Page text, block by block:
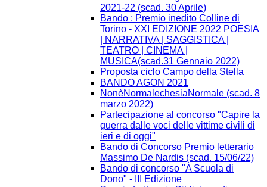
2021-22 (scad. 30 Aprile)
Bando : Premio inedito Colline di
Torino - XXI EDIZIONE 2022 POESIA
| NARRATIVA | SAGGISTICA |
TEATRO | CINEMA |
MUSICA(scad.31 Gennaio 2022)
Proposta ciclo Campo della Stella
BANDO AGON 2021
NonèNormalechesiaNormale (scad. 8
marzo 2022)
Partecipazione al concorso "Capire la
guerra dalle voci delle vittime civili di
ieri e di oggi"
Bando di Concorso Premio letterario
Massimo De Nardis (scad. 15/06/22)
Bando di concorso "A Scuola di
Dono" - III Edizione​